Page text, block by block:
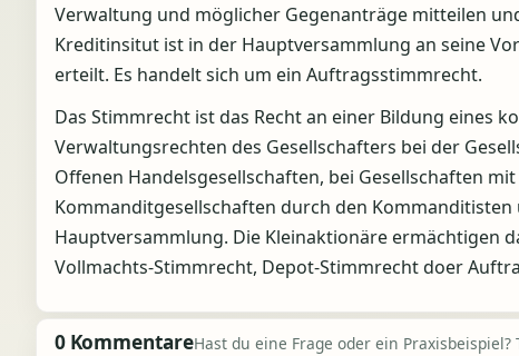
Verwaltung und möglicher Gegenanträge mitteilen
Kreditinsitut ist in der Hauptversammlung an seine
erteilt. Es handelt sich um ein Auftragsstimmrecht.
Das Stimmrecht ist das Recht an einer Bildung eines
Verwaltungsrechten des Gesellschafters bei der
Offenen Handelsgesellschaften, bei Gesellschaften
Kommanditgesellschaften durch den
Hauptversammlung. Die Kleinaktionäre ermächtigen
Vollmachts-Stimmrecht, Depot-Stimmrecht doer
0 KommentareHast du eine Frage oder ein Praxisbeispiel?